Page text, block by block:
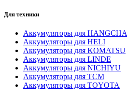
Для техники
Аккумуляторы для HANGCHA
Аккумуляторы для HELI
Аккумуляторы для KOMATSU
Аккумуляторы для LINDE
Аккумуляторы для NICHIYU
Аккумуляторы для TCM
Аккумуляторы для TOYOTA